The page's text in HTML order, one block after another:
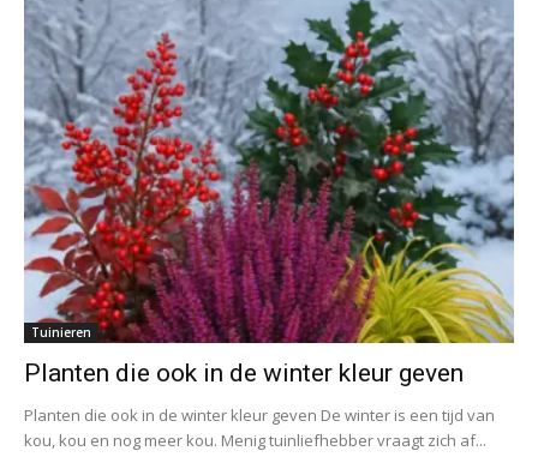
Tuinieren
Planten die ook in de winter kleur geven
Planten die ook in de winter kleur geven De winter is een tijd van
kou, kou en nog meer kou. Menig tuinliefhebber vraagt zich af...